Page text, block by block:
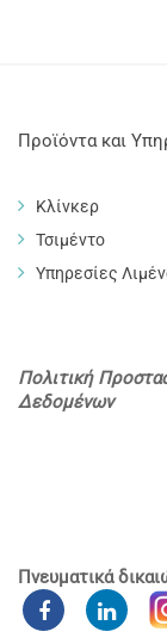
Προϊόντα και
Κλίνκερ
Τσιμέντο
Υπηρεσίες
Πολιτική
Δεδομένων
Πνευματικά